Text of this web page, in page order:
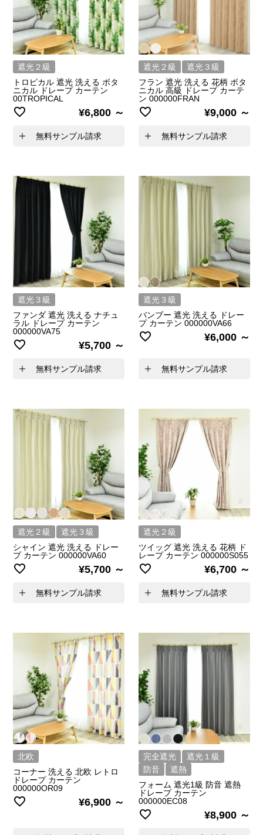
遮光２級
トロピカル 遮光 洗える ボタ
ニカル ドレープ カーテン
00TROPICAL
¥6,800
無料サンプル請求
遮光２級
遮光３級
フラン 遮光 洗える 花柄 ボタ
ニカル 高級 ドレープ カーテ
ン 000000FRAN
¥9,000
無料サンプル請求
遮光３級
ファンダ 遮光 洗える ナチュ
ラル ドレープ カーテン
000000VA75
¥5,700
無料サンプル請求
遮光３級
バンブー 遮光 洗える ドレー
プ カーテン 000000VA66
¥6,000
無料サンプル請求
遮光２級
遮光３級
シャイン 遮光 洗える ドレー
プ カーテン 000000VA60
¥5,700
無料サンプル請求
遮光２級
ツイッグ 遮光 洗える 花柄 ド
レープ カーテン 000000S055
¥6,700
無料サンプル請求
北欧
コーナー 洗える 北欧 レトロ
ドレープ カーテン
000000OR09
¥6,900
完全遮光
遮光１級
防音
遮熱
フォーム 遮光1級 防音 遮熱
ドレープ カーテン
000000EC08
¥8,900